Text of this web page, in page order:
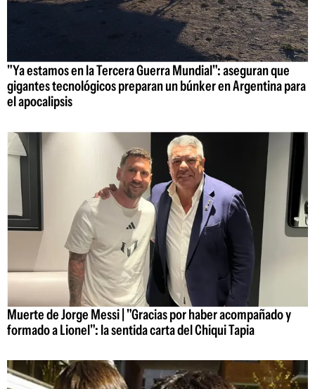
"Ya estamos en la Tercera Guerra Mundial": aseguran que
gigantes tecnológicos preparan un búnker en Argentina para
el apocalipsis
Muerte de Jorge Messi | "Gracias por haber acompañado y
formado a Lionel": la sentida carta del Chiqui Tapia